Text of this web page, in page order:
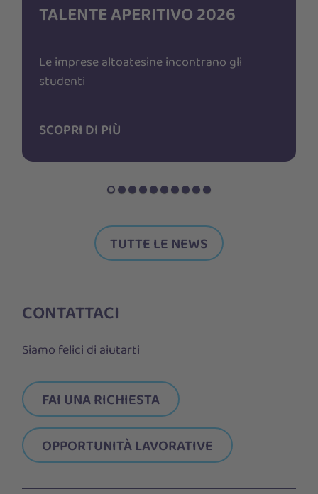
TALENTE APERITIVO 2026
Le imprese altoatesine incontrano gli
studenti
SCOPRI DI PIÙ
TUTTE LE NEWS
CONTATTACI
Siamo felici di aiutarti
FAI UNA RICHIESTA
OPPORTUNITÀ LAVORATIVE